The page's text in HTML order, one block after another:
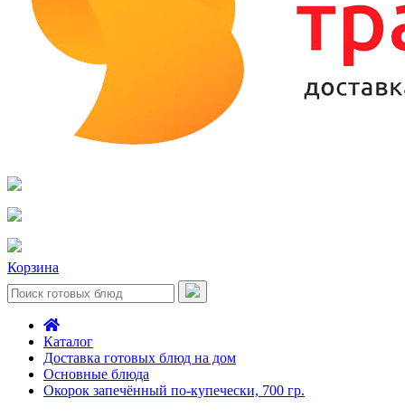
Корзина
Каталог
Доставка готовых блюд на дом
Основные блюда
Окорок запечённый по-купечески, 700 гр.